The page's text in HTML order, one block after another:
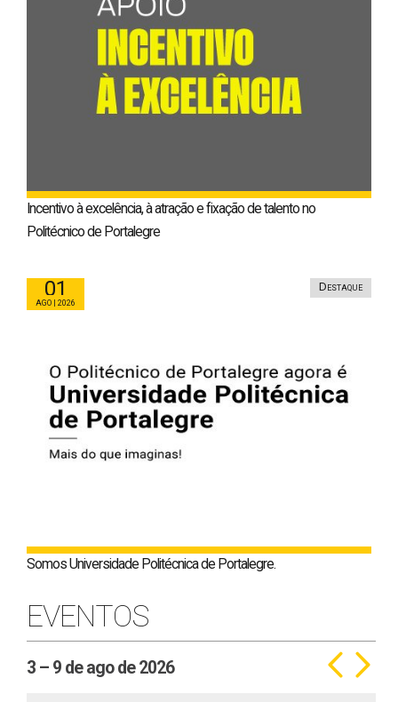
Incentivo à excelência, à atração e fixação de talento no
Politécnico de Portalegre
01
Ago | 2026
Destaque
Somos Universidade Politécnica de Portalegre.
EVENTOS
3 – 9 de ago de 2026